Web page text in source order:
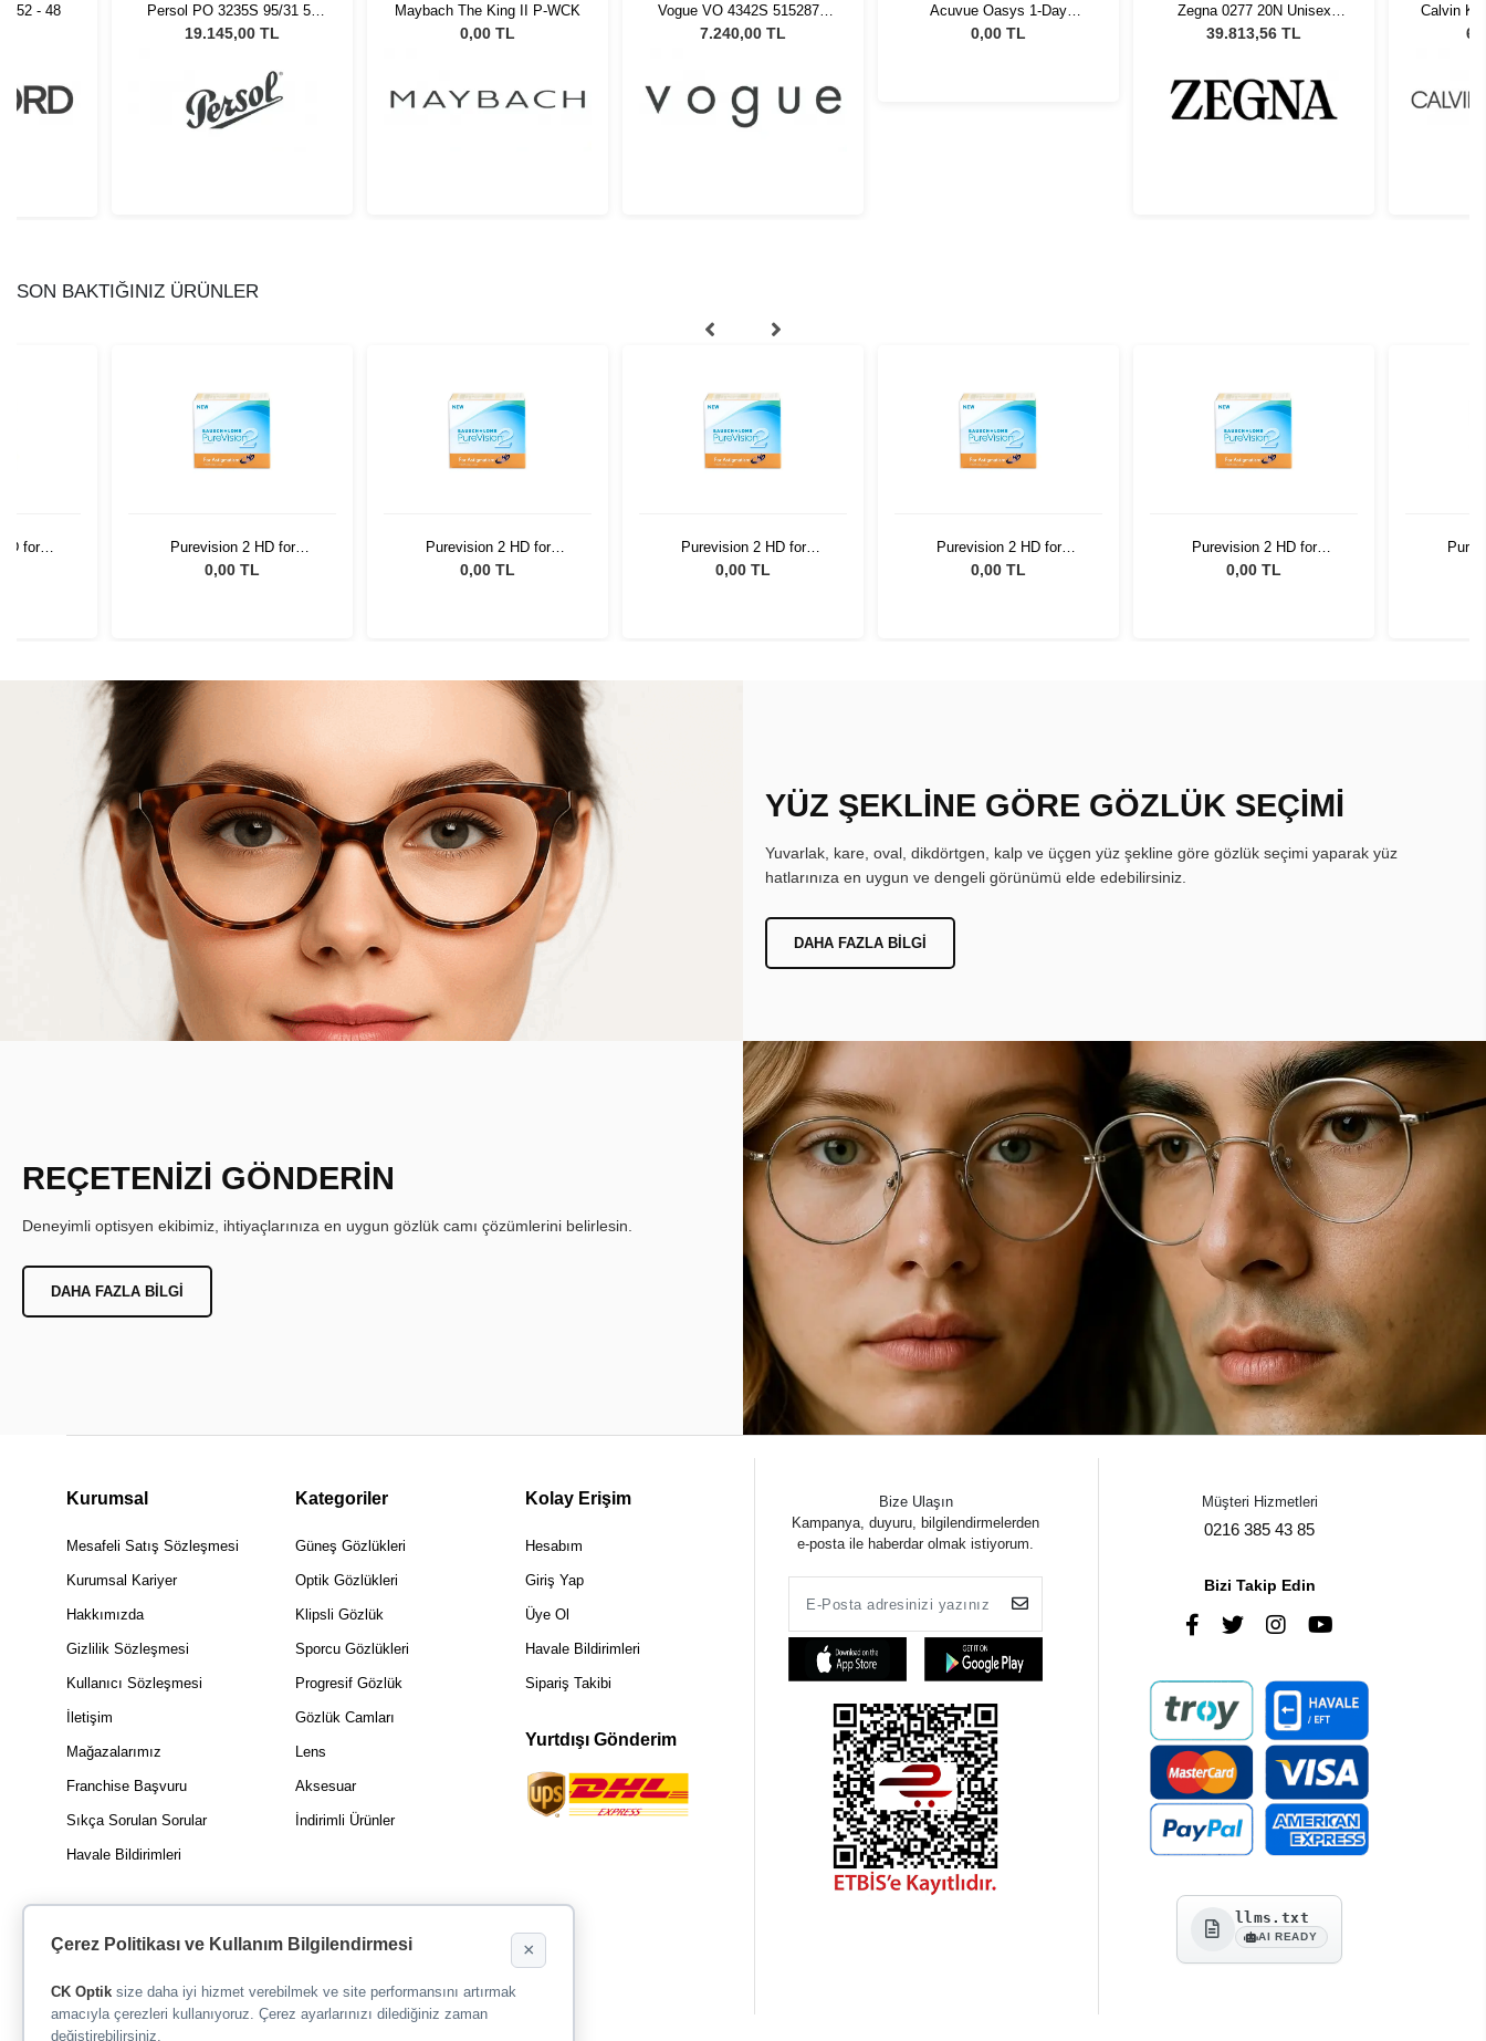
052 - 48
Persol PO 3235S 95/31 55
Unisex Güneş Gözlüğü
19.145,00 TL
Maybach The King II P-WCK
0,00 TL
Vogue VO 4342S 515287 -
55 Kadın Güneş Gözlüğü
7.240,00 TL
Acuvue Oasys 1-Day
İndirimli Lens Seti 6 Kutu
0,00 TL
Zegna 0277 20N Unisex
Güneş Gözlüğü
39.813,56 TL
Calvin
309
SON BAKTIĞINIZ ÜRÜNLER
for
Purevision 2 HD for
Astigmatism
0,00 TL
Purevision 2 HD for
Astigmatism
0,00 TL
Purevision 2 HD for
Astigmatism
0,00 TL
Purevision 2 HD for
Astigmatism
0,00 TL
Purevision 2 HD for
Astigmatism
0,00 TL
YÜZ ŞEKLİNE GÖRE GÖZLÜK SEÇİMİ
Yuvarlak, kare, oval, dikdörtgen, kalp ve üçgen yüz şekline göre gözlük seçimi yaparak yüz
hatlarınıza en uygun ve dengeli görünümü elde edebilirsiniz.
DAHA FAZLA BILGI
REÇETENİZİ GÖNDERİN
Deneyimli optisyen ekibimiz, ihtiyaçlarınıza en uygun gözlük camı çözümlerini belirlesin.
DAHA FAZLA BILGI
Kurumsal
Mesafeli Satış Sözleşmesi
Kurumsal Kariyer
Hakkımızda
Gizlilik Sözleşmesi
Kullanıcı Sözleşmesi
İletişim
Mağazalarımız
Franchise Başvuru
Sıkça Sorulan Sorular
Havale Bildirimleri
Kategoriler
Güneş Gözlükleri
Optik Gözlükleri
Klipsli Gözlük
Sporcu Gözlükleri
Progresif Gözlük
Gözlük Camları
Lens
Aksesuar
İndirimli Ürünler
Kolay Erişim
Hesabım
Giriş Yap
Üye Ol
Havale Bildirimleri
Sipariş Takibi
Yurtdışı Gönderim
Bize Ulaşın
Kampanya, duyuru, bilgilendirmelerden
e-posta ile haberdar olmak istiyorum.
Müşteri Hizmetleri
0216 385 43 85
Bizi Takip Edin
llms.txt
AI READY
Çerez Politikası ve Kullanım Bilgilendirmesi ×
CK Optik size daha iyi hizmet verebilmek ve site performansını artırmak
amacıyla çerezleri kullanıyoruz. Çerez ayarlarınızı dilediğiniz zaman
değiştirebilirsiniz.